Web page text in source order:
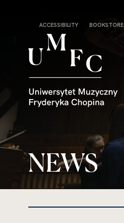
Strona
główna
ACCESSIBILITY BOOKSTORE
NEWS